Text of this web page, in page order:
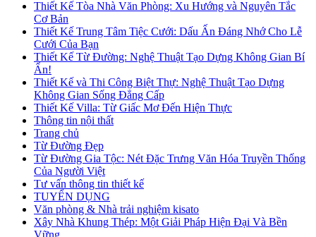
Thiết Kế Tòa Nhà Văn Phòng: Xu Hướng và Nguyên Tắc
Cơ Bản
Thiết Kế Trung Tâm Tiệc Cưới: Dấu Ấn Đáng Nhớ Cho Lễ
Cưới Của Bạn
Thiết Kế Từ Đường: Nghệ Thuật Tạo Dựng Không Gian Bí
Ẩn!
Thiết Kế và Thi Công Biệt Thự: Nghệ Thuật Tạo Dựng
Không Gian Sống Đẳng Cấp
Thiết Kế Villa: Từ Giấc Mơ Đến Hiện Thực
Thông tin nội thất
Trang chủ
Từ Đường Đẹp
Từ Đường Gia Tộc: Nét Đặc Trưng Văn Hóa Truyền Thống
Của Người Việt
Tư vấn thông tin thiết kế
TUYỂN DỤNG
Văn phòng & Nhà trải nghiệm kisato
Xây Nhà Khung Thép: Một Giải Pháp Hiện Đại Và Bền
Vững